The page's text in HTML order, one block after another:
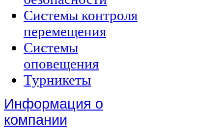
Системы контроля
перемещения
Системы
оповещения
Турникеты
Информация о
компании